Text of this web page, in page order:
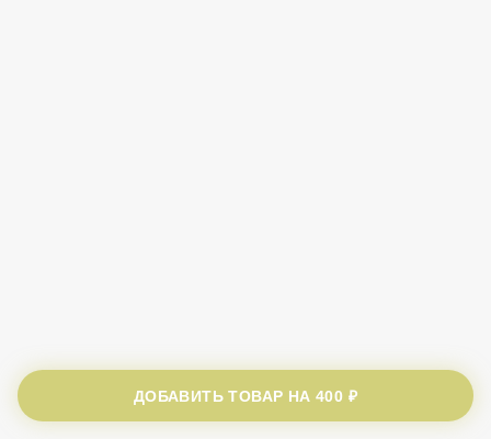
ДОБАВИТЬ ТОВАР НА400 ₽